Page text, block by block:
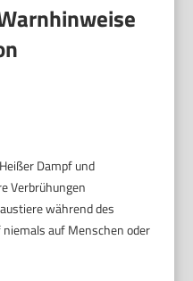
Heißer Dampf und
Verbrühungen
während des
auf Menschen oder